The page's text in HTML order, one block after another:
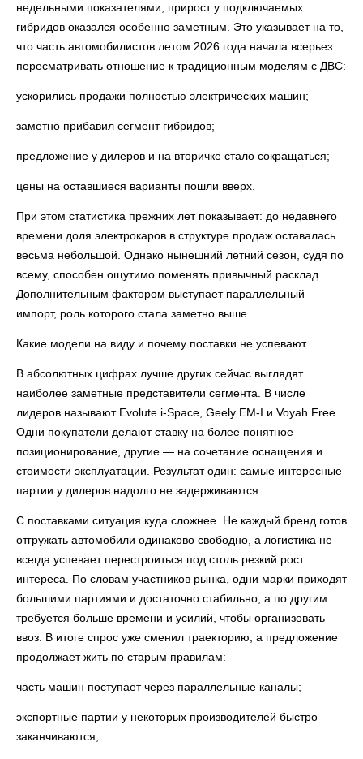
недельными показателями, прирост у подключаемых
гибридов оказался особенно заметным. Это указывает на то,
что часть автомобилистов летом 2026 года начала всерьез
пересматривать отношение к традиционным моделям с ДВС:
ускорились продажи полностью электрических машин;
заметно прибавил сегмент гибридов;
предложение у дилеров и на вторичке стало сокращаться;
цены на оставшиеся варианты пошли вверх.
При этом статистика прежних лет показывает: до недавнего
времени доля электрокаров в структуре продаж оставалась
весьма небольшой. Однако нынешний летний сезон, судя по
всему, способен ощутимо поменять привычный расклад.
Дополнительным фактором выступает параллельный
импорт, роль которого стала заметно выше.
Какие модели на виду и почему поставки не успевают
В абсолютных цифрах лучше других сейчас выглядят
наиболее заметные представители сегмента. В числе
лидеров называют Evolute i-Space, Geely EM-I и Voyah Free.
Одни покупатели делают ставку на более понятное
позиционирование, другие — на сочетание оснащения и
стоимости эксплуатации. Результат один: самые интересные
партии у дилеров надолго не задерживаются.
С поставками ситуация куда сложнее. Не каждый бренд готов
отгружать автомобили одинаково свободно, а логистика не
всегда успевает перестроиться под столь резкий рост
интереса. По словам участников рынка, одни марки приходят
большими партиями и достаточно стабильно, а по другим
требуется больше времени и усилий, чтобы организовать
ввоз. В итоге спрос уже сменил траекторию, а предложение
продолжает жить по старым правилам:
часть машин поступает через параллельные каналы;
экспортные партии у некоторых производителей быстро
заканчиваются;